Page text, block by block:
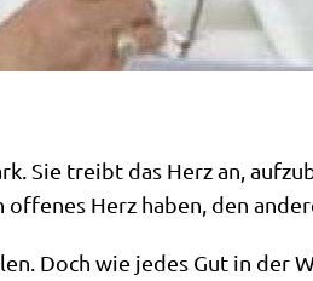
Sie treibt das Herz an,
Herz haben, den
Doch wie jedes Gut in der